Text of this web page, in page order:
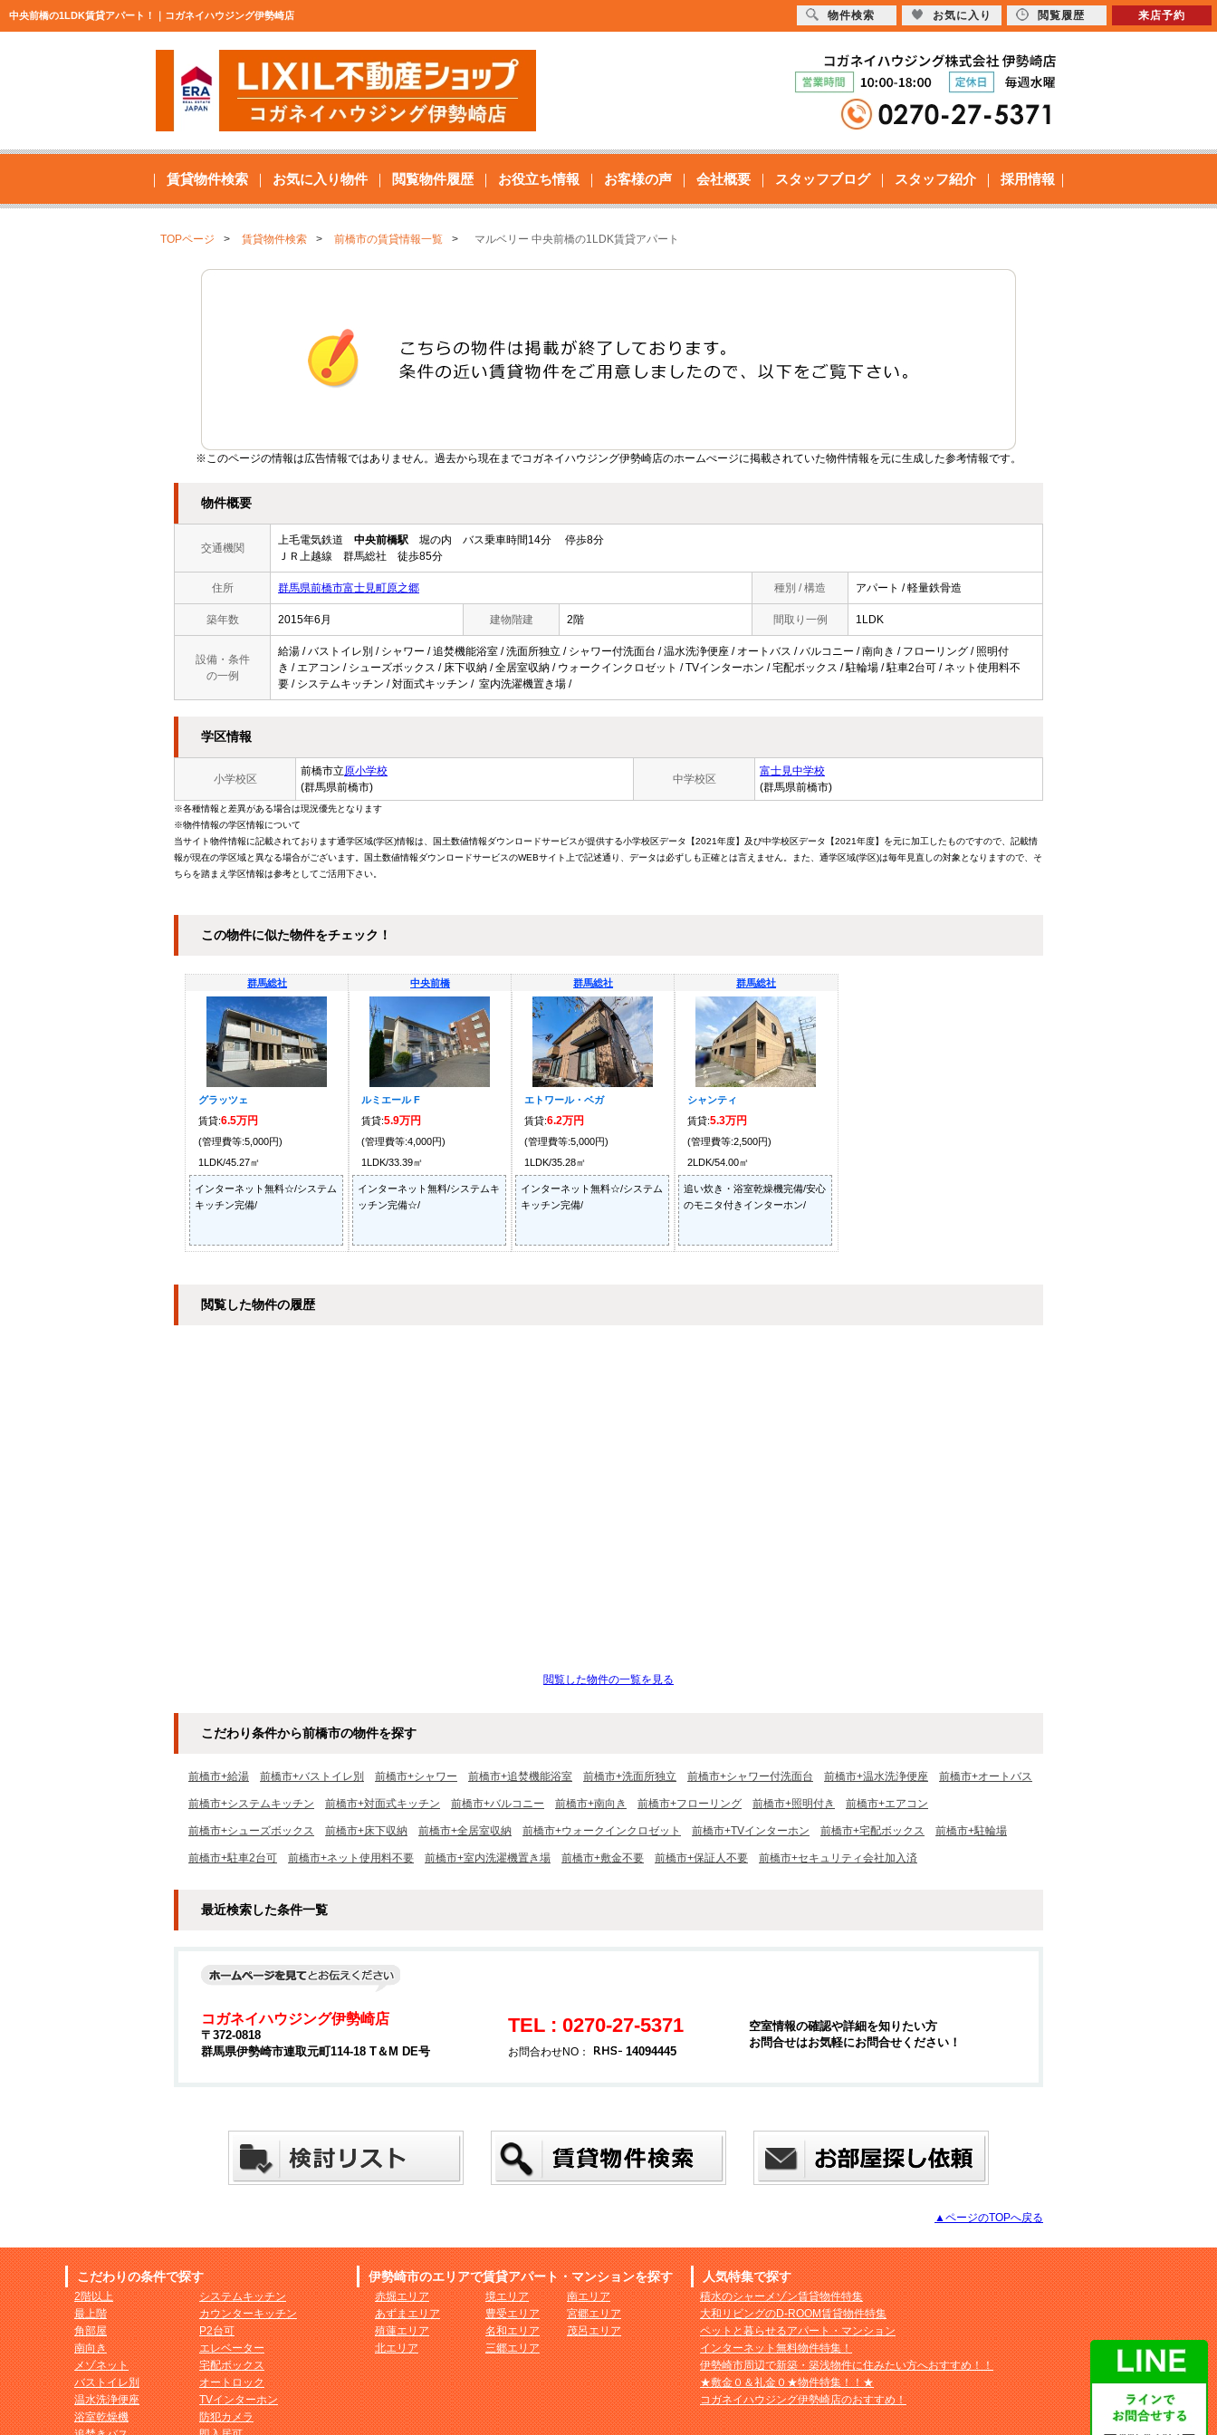
中央前橋の1LDK賃貸アパート！｜コガネイハウジング伊勢崎店
賃貸物件検索 お気に入り物件 閲覧物件履歴 お役立ち情報 お客様の声 会社概要 スタッフブログ スタッフ紹介 採用情報
TOPページ 賃貸物件検索 前橋市の賃貸情報一覧 マルベリー 中央前橋の1LDK賃貸アパート
※このページの情報は広告情報ではありません。過去から現在までコガネイハウジング伊勢崎店のホームぺージに掲載されていた物件情報を元に生成した参考情報です。
物件概要
交通機関
上毛電気鉄道 中央前橋駅 堀の内 バス乗車時間14分 停歩8分
ＪＲ上越線 群馬総社 徒歩85分
住所 群馬県前橋市富士見町原之郷 種別 / 構造 アパート / 軽量鉄骨造
築年数 2015年6月 建物階建 2階 間取り一例 1LDK
設備・条件
の一例
給湯 / バストイレ別 / シャワー / 追焚機能浴室 / 洗面所独立 / シャワー付洗面台 / 温水洗浄便座 / オートバス / バルコニー / 南向き / フローリング / 照明付
き / エアコン / シューズボックス / 床下収納 / 全居室収納 / ウォークインクロゼット / TVインターホン / 宅配ボックス / 駐輪場 / 駐車2台可 / ネット使用料不
要 / システムキッチン / 対面式キッチン / 室内洗濯機置き場 /
学区情報
小学校区
前橋市立原小学校
(群馬県前橋市)
中学校区
富士見中学校
(群馬県前橋市)
※各種情報と差異がある場合は現況優先となります
※物件情報の学区情報について
当サイト物件情報に記載されております通学区域(学区)情報は、国土数値情報ダウンロードサービスが提供する小学校区データ【2021年度】及び中学校区データ【2021年度】を元に加工したものですので、記載情
報が現在の学区域と異なる場合がございます。国土数値情報ダウンロードサービスのWEBサイト上で記述通り、データは必ずしも正確とは言えません。また、通学区域(学区)は毎年見直しの対象となりますので、そ
ちらを踏まえ学区情報は参考としてご活用下さい。
この物件に似た物件をチェック！
群馬総社
グラッツェ
賃貸:6.5万円
(管理費等:5,000円)
1LDK/45.27㎡
インターネット無料☆/システム
キッチン完備/
中央前橋
ルミエール F
賃貸:5.9万円
(管理費等:4,000円)
1LDK/33.39㎡
インターネット無料/システムキ
ッチン完備☆/
群馬総社
エトワール・ベガ
賃貸:6.2万円
(管理費等:5,000円)
1LDK/35.28㎡
インターネット無料☆/システム
キッチン完備/
群馬総社
シャンティ
賃貸:5.3万円
(管理費等:2,500円)
2LDK/54.00㎡
追い炊き・浴室乾燥機完備/安心
のモニタ付きインターホン/
閲覧した物件の履歴
閲覧した物件の一覧を見る
こだわり条件から前橋市の物件を探す
前橋市+給湯 前橋市+バストイレ別 前橋市+シャワー 前橋市+追焚機能浴室 前橋市+洗面所独立 前橋市+シャワー付洗面台 前橋市+温水洗浄便座 前橋市+オートバス
前橋市+システムキッチン 前橋市+対面式キッチン 前橋市+バルコニー 前橋市+南向き 前橋市+フローリング 前橋市+照明付き 前橋市+エアコン
前橋市+シューズボックス 前橋市+床下収納 前橋市+全居室収納 前橋市+ウォークインクロゼット 前橋市+TVインターホン 前橋市+宅配ボックス 前橋市+駐輪場
前橋市+駐車2台可 前橋市+ネット使用料不要 前橋市+室内洗濯機置き場 前橋市+敷金不要 前橋市+保証人不要 前橋市+セキュリティ会社加入済
最近検索した条件一覧
コガネイハウジング伊勢崎店
〒372-0818
群馬県伊勢崎市連取元町114-18 T＆M DE号
TEL : 0270-27-5371
お問合わせNO： 14094445
空室情報の確認や詳細を知りたい方
お問合せはお気軽にお問合せください！
▲ページのTOPへ戻る
こだわりの条件で探す
2階以上
最上階
角部屋
南向き
メゾネット
バストイレ別
温水洗浄便座
浴室乾燥機
システムキッチン
カウンターキッチン
P2台可
エレベーター
宅配ボックス
オートロック
TVインターホン
防犯カメラ
伊勢崎市のエリアで賃貸アパート・マンションを探す
赤堀エリア
あずまエリア
殖蓮エリア
北エリア
境エリア
豊受エリア
名和エリア
三郷エリア
南エリア
宮郷エリア
茂呂エリア
人気特集で探す
積水のシャーメゾン賃貸物件特集
大和リビングのD-ROOM賃貸物件特集
ペットと暮らせるアパート・マンション
インターネット無料物件特集！
伊勢崎市周辺で新築・築浅物件に住みたい方へおすすめ！！
★敷金０＆礼金０★物件特集！！★
コガネイハウジング伊勢崎店のおすすめ！
物件検索 お気に入り 閲覧履歴 来店予約